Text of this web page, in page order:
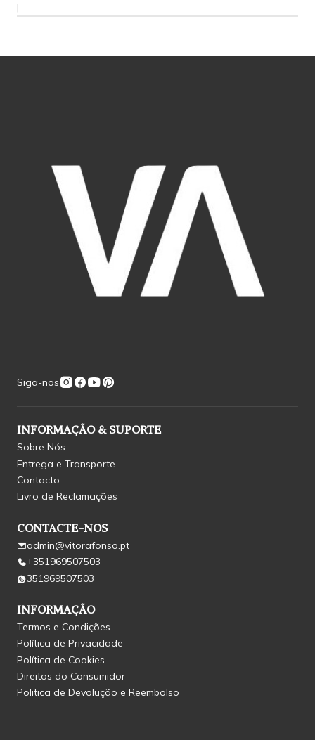
|
Siga-nos
INFORMAÇÃO & SUPORTE
Sobre Nós
Entrega e Transporte
Contacto
Livro de Reclamações
CONTACTE-NOS
admin@vitorafonso.pt
+351969507503
351969507503
INFORMAÇÃO
Termos e Condições
Política de Privacidade
Política de Cookies
Direitos do Consumidor
Politica de Devolução e Reembolso